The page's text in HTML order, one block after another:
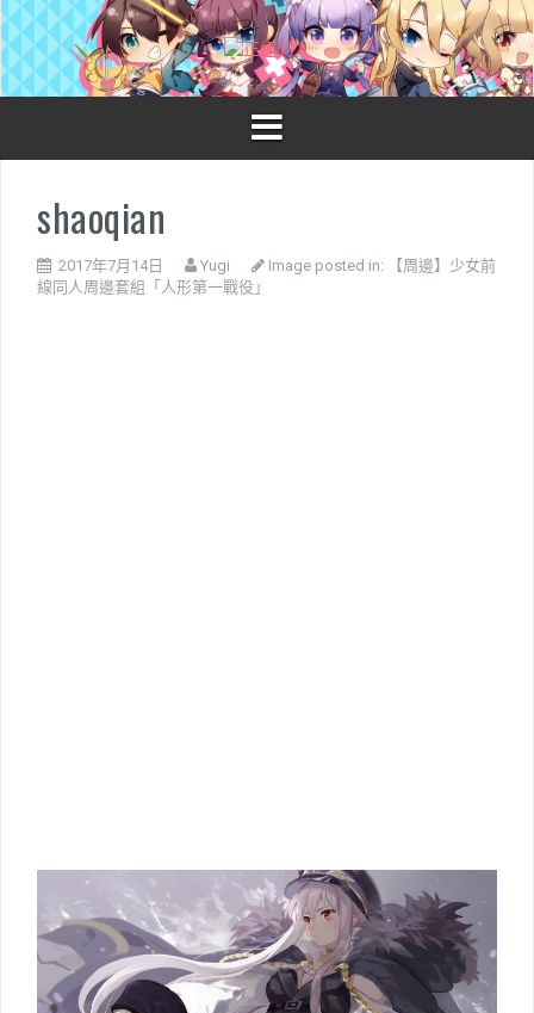
S
k
p
shaoqian
2017年7月14日 Yugi Image posted in:
【周邊】少女前
線同人周邊套組「人形第一戰役」